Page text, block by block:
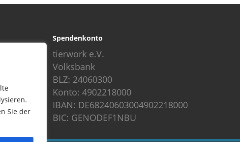
Sie der
Spendenkonto
tierwork e.V.
Volksbank
BLZ: 24060300
Konto: 4902218000
IBAN: DE68240603004902218000
BIC: GENODEF1NBU